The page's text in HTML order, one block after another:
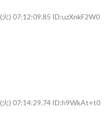
) 07:12:09.85 ID:uzXnkF2W0
) 07:14:29.74 ID:h9WkAt+t0